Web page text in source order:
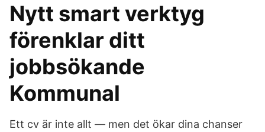
Nytt smart verktyg
förenklar ditt
jobbsökande
Kommunal
Ett cv är inte allt — men det ökar dina chanser